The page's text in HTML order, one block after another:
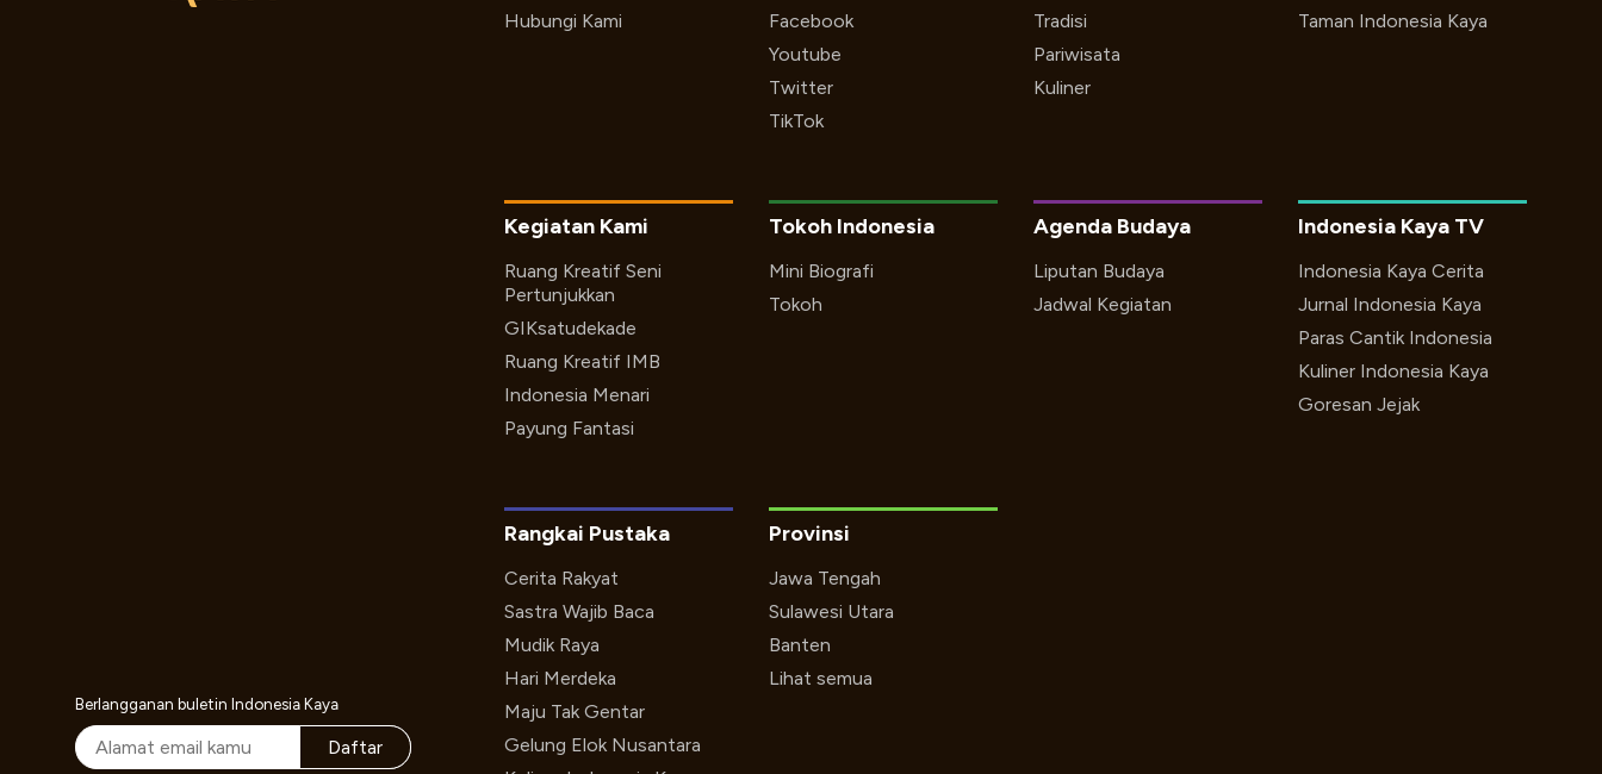
Hubungi Kami
Facebook
Youtube
Twitter
TikTok
Kegiatan Kami
Ruang Kreatif Seni
Pertunjukkan
GIKsatudekade
Ruang Kreatif IMB
Indonesia Menari
Payung Fantasi
Taman Indonesia Kaya
Tradisi
Pariwisata
Kuliner
Tokoh Indonesia
Mini Biografi
Tokoh
Indonesia Kaya TV
Indonesia Kaya Cerita
Jurnal Indonesia Kaya
Paras Cantik Indonesia
Kuliner Indonesia Kaya
Goresan Jejak
Agenda Budaya
Liputan Budaya
Jadwal Kegiatan
Rangkai Pustaka
Cerita Rakyat
Sastra Wajib Baca
Mudik Raya
Hari Merdeka
Maju Tak Gentar
Gelung Elok Nusantara
Provinsi
Jawa Tengah
Sulawesi Utara
Banten
Lihat semua
Berlangganan buletin Indonesia Kaya
Daftar